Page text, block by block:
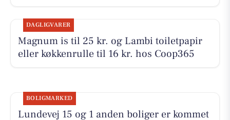
DAGLIGVARER
Magnum is til 25 kr. og Lambi toiletpapir
eller køkkenrulle til 16 kr. hos Coop365
BOLIGMARKED
Lundevej 15 og 1 anden boliger er kommet